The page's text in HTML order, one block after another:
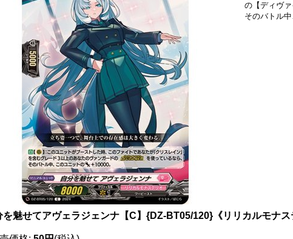
の【ディヴァ
そのバトル
を魅せてアヴェラジェンナ【C】{DZ-BT05/120}《リリカルモナス